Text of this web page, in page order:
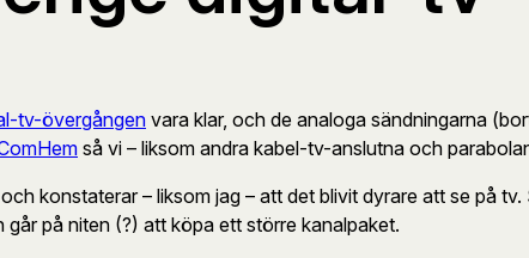
tv-övergångenvara klar, och de analoga sändningarna
så vi – liksom andra kabel-tv-anslutna och
konstaterar – liksom jag – att det blivit dyrare att se på
på niten (?) att köpa ett större kanalpaket.